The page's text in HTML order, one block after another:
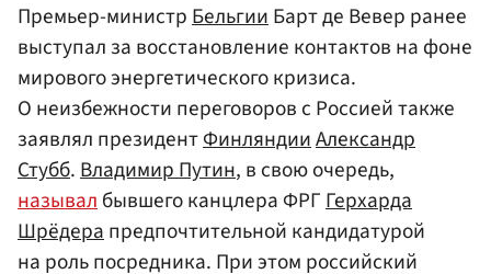
Премьер-министрБельгииБарт де Вевер ранее
выступал за восстановление контактов на фоне
мирового энергетического кризиса.
О неизбежности переговоров с Россией также
заявлял президентФинляндииАлександр
Стубб.Владимир Путин, в свою очередь,
называлбывшего канцлера ФРГГерхарда
Шрёдерапредпочтительной кандидатурой
на роль посредника. При этом российский